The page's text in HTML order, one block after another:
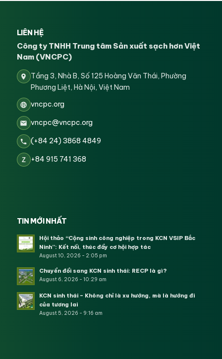
LIÊN HỆ
Công ty TNHH Trung tâm Sản xuất sạch hơn Việt
Nam (VNCPC)
Tầng 3, Nhà B, Số 125 Hoàng Văn Thái, Phường
Phương Liệt, Hà Nội, Việt Nam
vncpc.org
vncpc@vncpc.org
(+84 24) 3868 4849
Z +84 915 741 368
TIN MỚI NHẤT
Hội thảo “Cộng sinh công nghiệp trong KCN VSIP Bắc
Ninh”: Kết nối, thúc đẩy cơ hội hợp tác
August 10, 2026 - 2:05 pm
Chuyển đổi sang KCN sinh thái: RECP là gì?
August 6, 2026 - 10:29 am
KCN sinh thái – Không chỉ là xu hướng, mà là hướng đi
của tương lai
August 5, 2026 - 9:16 am